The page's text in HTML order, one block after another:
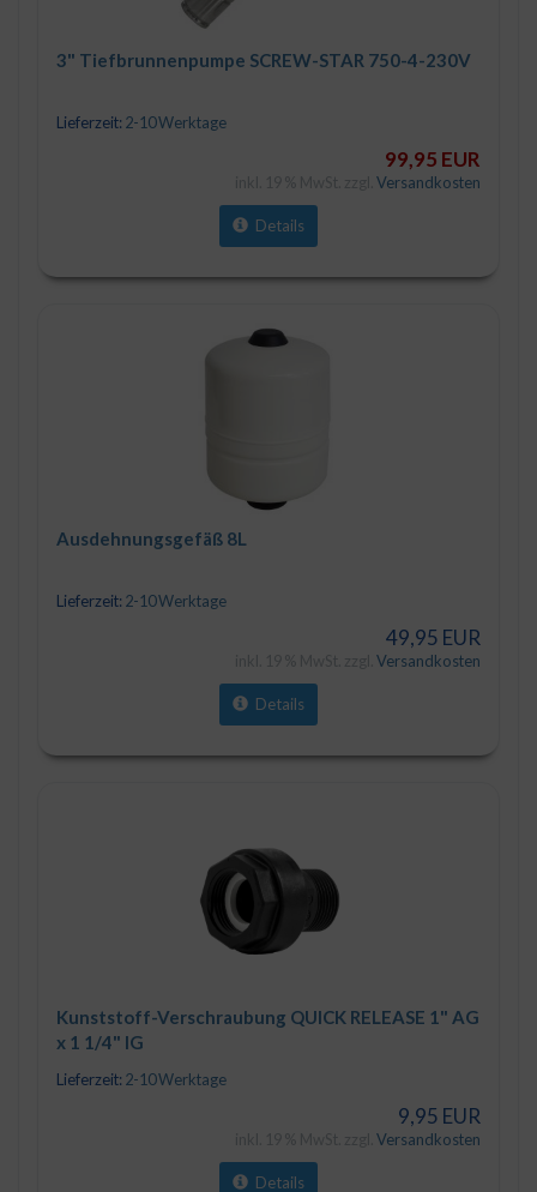
3" Tiefbrunnenpumpe SCREW-STAR 750-4-230V
Lieferzeit: 2-10 Werktage
99,95 EUR
Versandkosten
Details
Ausdehnungsgefäß 8L
Lieferzeit: 2-10 Werktage
49,95 EUR
Versandkosten
Details
Kunststoff-Verschraubung QUICK RELEASE 1" AG
x 1 1/4" IG
Lieferzeit: 2-10 Werktage
9,95 EUR
Versandkosten
Details